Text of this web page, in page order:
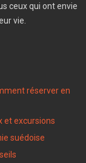
ceux qui ont envie
vie.
réserver en
et excursions
suédoise